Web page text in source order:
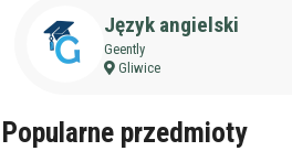
Język angielski
Geently
Gliwice
Popularne przedmioty